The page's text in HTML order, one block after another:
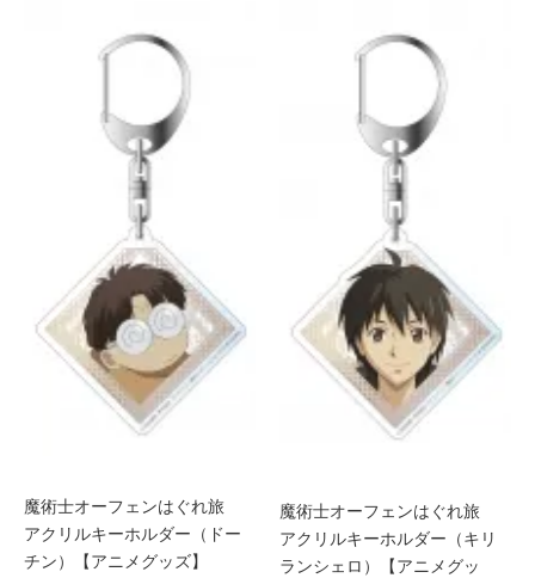
魔術士オーフェンはぐれ旅
アクリルキーホルダー（ドー
チン）【アニメグッズ】
魔術士オーフェンはぐれ旅
アクリルキーホルダー（キリ
ランシェロ）【アニメグッ